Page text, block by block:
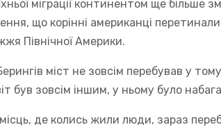
міграції континентом ще більше
що корінні американці перетинали
Північної Америки.
міст не зовсім перебував у
був зовсім іншим, у ньому було
де колись жили люди, зараз